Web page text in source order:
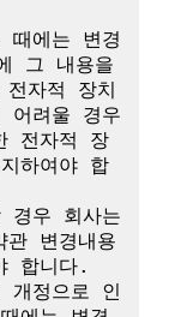
에는 변경
그 내용을
자적 장치
어려울 경우
전자적 장
하여야 합
경우 회사는
관 변경내용
합니다.
정으로 인